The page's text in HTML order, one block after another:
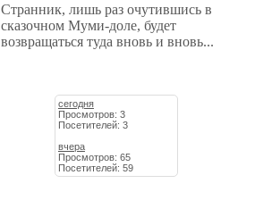
Странник, лишь раз очутившись в
сказочном Муми-доле, будет
возвращаться туда вновь и вновь...
сегодня
Просмотров: 3
Посетителей: 3
вчера
Просмотров: 65
Посетителей: 59